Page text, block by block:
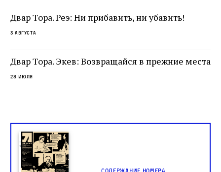
не просто покровитель переводчиков,
окружённый книгами. Перед нами человек,
одно решение которого вызвало возмущение
целой общины и стало частью многовекового
спора о том, кому принадлежит последнее
слово в переводе Библии
Двар Тора. Реэ: Ни прибавить, ни убавить!
3 августа
Двар Тора. Экев: Возвращайся в прежние места
28 июля